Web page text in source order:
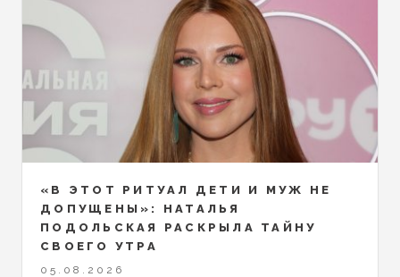
«В ЭТОТ РИТУАЛ ДЕТИ И МУЖ НЕ
ДОПУЩЕНЫ»: НАТАЛЬЯ
ПОДОЛЬСКАЯ РАСКРЫЛА ТАЙНУ
СВОЕГО УТРА
05.08.2026